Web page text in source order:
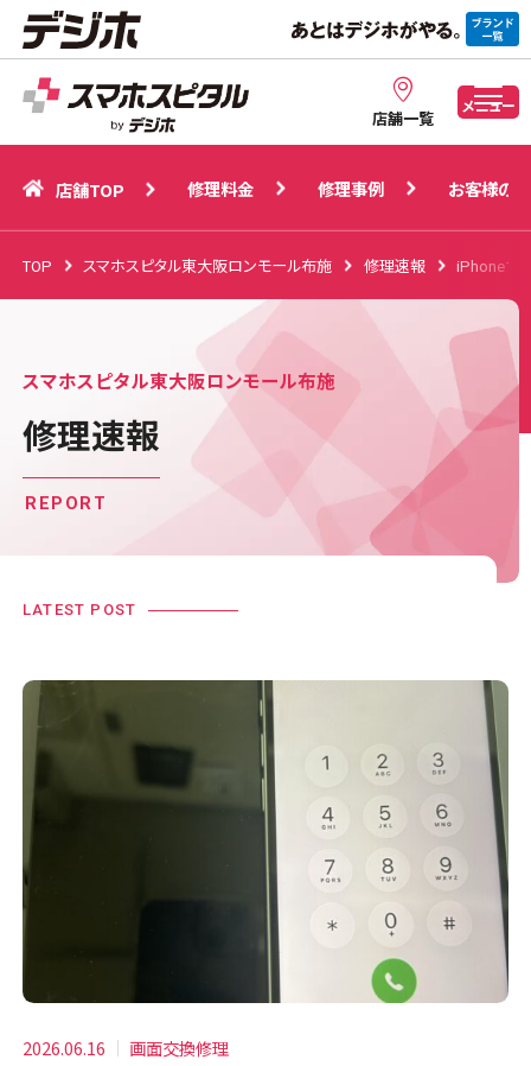
店舗一覧
メニュー
店舗TOP 修理事例 お客様の声
店舗TOP 修理料金 修理事例 お客様の声
TOP スマホスピタル東大阪ロンモール布施 修理速報 iPhone15
スマホスピタル東大阪ロンモール布施
修理速報
REPORT
LATEST POST
2026.06.16 画面交換修理